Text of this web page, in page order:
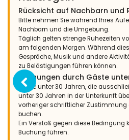
Rücksicht auf Nachbarn und
Bitte nehmen Sie während Ihres
Nachbarn und die Umgebung.
Täglich gelten strenge Ruhezeiten
am folgenden Morgen. Während
Gespräche, Musik und andere
zu Belästigungen führen können.
Buchungen durch Gäste
Gäste unter 30 Jahren, die
unter 30 Jahren in der Unterkunft
vorheriger schriftlicher
buchen.
Ein Verstoß gegen diese Bedingung
Buchung führen.